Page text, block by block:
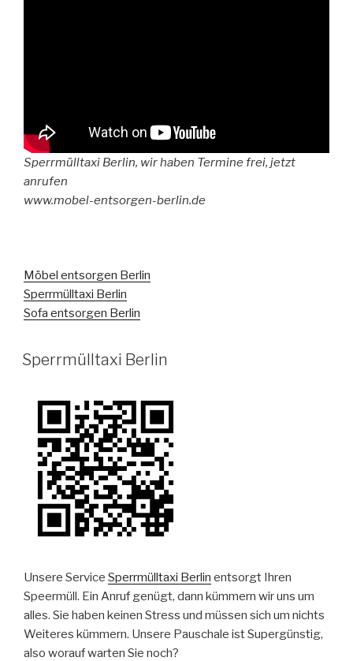
Sperrmülltaxi Berlin, wir haben Termine frei, jetzt
anrufen
www.mobel-entsorgen-berlin.de
Möbel entsorgen Berlin
Sperrmülltaxi Berlin
Sofa entsorgen Berlin
VERÖFFENTLICHT
AM
Sperrmülltaxi Berlin
Unsere Service Sperrmülltaxi Berlin entsorgt Ihren
Speermüll. Ein Anruf genügt, dann kümmern wir uns um
alles. Sie haben keinen Stress und müssen sich um nichts
Weiteres kümmern. Unsere Pauschale ist Supergünstig,
also worauf warten Sie noch?